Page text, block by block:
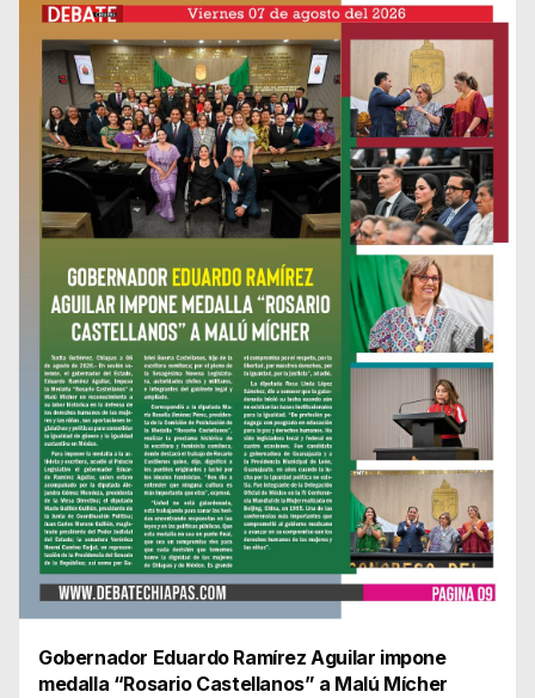
Gobernador Eduardo Ramírez Aguilar impone
medalla “Rosario Castellanos” a Malú Mícher